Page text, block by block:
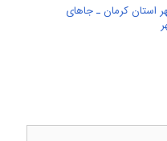
استان کرمان ـ جاهای